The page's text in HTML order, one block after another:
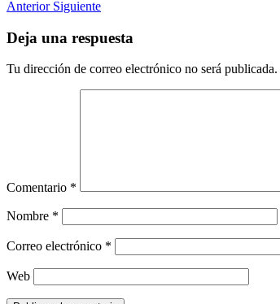
Anterior Siguiente
Deja una respuesta
Tu dirección de correo electrónico no será publicada.
Comentario *
Nombre *
Correo electrónico *
Web